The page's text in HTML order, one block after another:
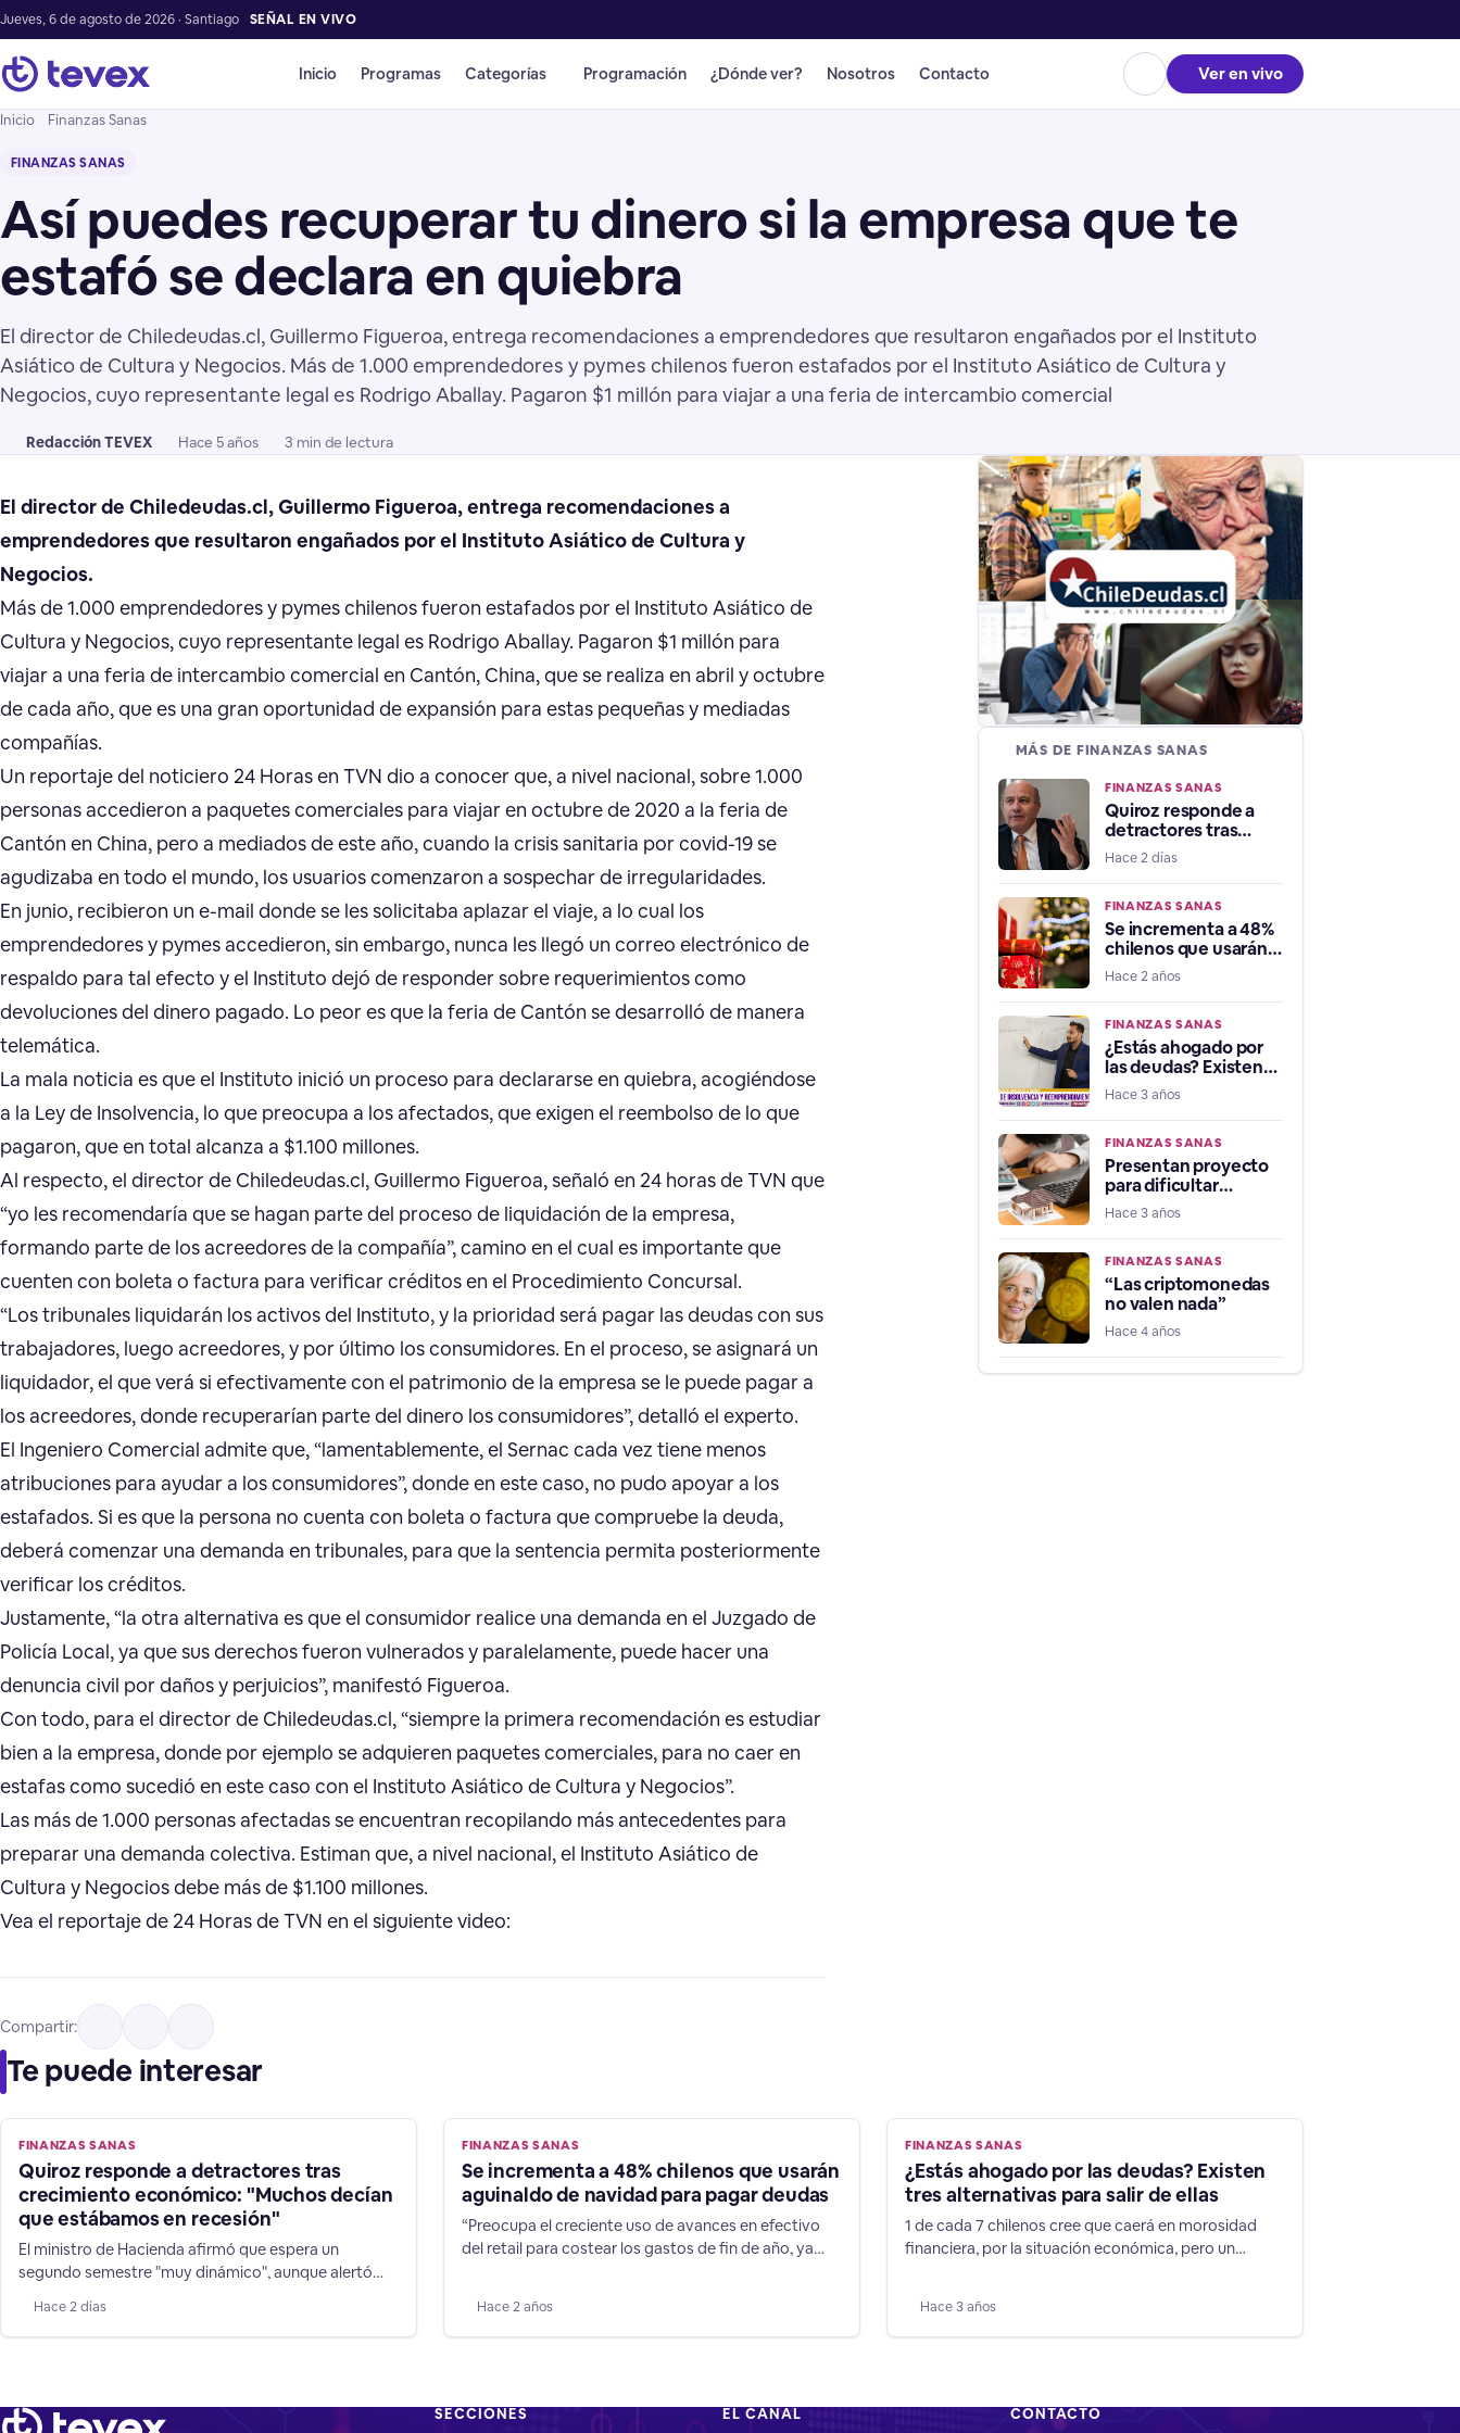
Jueves, 6 de agosto de 2026 · Santiago SEÑAL EN VIVO
Inicio Programas Categorías Programación ¿Dónde ver? Nosotros Contacto Ver en vivo
Inicio Finanzas Sanas
FINANZAS SANAS
Así puedes recuperar tu dinero si la empresa que te
estafó se declara en quiebra
El director de Chiledeudas.cl, Guillermo Figueroa, entrega recomendaciones a emprendedores que resultaron engañados por el Instituto
Asiático de Cultura y Negocios. Más de 1.000 emprendedores y pymes chilenos fueron estafados por el Instituto Asiático de Cultura y
Negocios, cuyo representante legal es Rodrigo Aballay. Pagaron $1 millón para viajar a una feria de intercambio comercial
Redacción TEVEX Hace 5 años 3 min de lectura
El director de Chiledeudas.cl, Guillermo Figueroa, entrega recomendaciones a
emprendedores que resultaron engañados por el Instituto Asiático de Cultura y
Negocios.
Más de 1.000 emprendedores y pymes chilenos fueron estafados por el Instituto Asiático de
Cultura y Negocios, cuyo representante legal es Rodrigo Aballay. Pagaron $1 millón para
viajar a una feria de intercambio comercial en Cantón, China, que se realiza en abril y octubre
de cada año, que es una gran oportunidad de expansión para estas pequeñas y mediadas
compañías.
Un reportaje del noticiero 24 Horas en TVN dio a conocer que, a nivel nacional, sobre 1.000
personas accedieron a paquetes comerciales para viajar en octubre de 2020 a la feria de
Cantón en China, pero a mediados de este año, cuando la crisis sanitaria por covid-19 se
agudizaba en todo el mundo, los usuarios comenzaron a sospechar de irregularidades.
En junio, recibieron un e-mail donde se les solicitaba aplazar el viaje, a lo cual los
emprendedores y pymes accedieron, sin embargo, nunca les llegó un correo electrónico de
respaldo para tal efecto y el Instituto dejó de responder sobre requerimientos como
devoluciones del dinero pagado. Lo peor es que la feria de Cantón se desarrolló de manera
telemática.
La mala noticia es que el Instituto inició un proceso para declararse en quiebra, acogiéndose
a la Ley de Insolvencia, lo que preocupa a los afectados, que exigen el reembolso de lo que
pagaron, que en total alcanza a $1.100 millones.
Al respecto, el director de Chiledeudas.cl, Guillermo Figueroa, señaló en 24 horas de TVN que
“yo les recomendaría que se hagan parte del proceso de liquidación de la empresa,
formando parte de los acreedores de la compañía”, camino en el cual es importante que
cuenten con boleta o factura para verificar créditos en el Procedimiento Concursal.
“Los tribunales liquidarán los activos del Instituto, y la prioridad será pagar las deudas con sus
trabajadores, luego acreedores, y por último los consumidores. En el proceso, se asignará un
liquidador, el que verá si efectivamente con el patrimonio de la empresa se le puede pagar a
los acreedores, donde recuperarían parte del dinero los consumidores”, detalló el experto.
El Ingeniero Comercial admite que, “lamentablemente, el Sernac cada vez tiene menos
atribuciones para ayudar a los consumidores”, donde en este caso, no pudo apoyar a los
estafados. Si es que la persona no cuenta con boleta o factura que compruebe la deuda,
deberá comenzar una demanda en tribunales, para que la sentencia permita posteriormente
verificar los créditos.
Justamente, “la otra alternativa es que el consumidor realice una demanda en el Juzgado de
Policía Local, ya que sus derechos fueron vulnerados y paralelamente, puede hacer una
denuncia civil por daños y perjuicios”, manifestó Figueroa.
Con todo, para el director de Chiledeudas.cl, “siempre la primera recomendación es estudiar
bien a la empresa, donde por ejemplo se adquieren paquetes comerciales, para no caer en
estafas como sucedió en este caso con el Instituto Asiático de Cultura y Negocios”.
Las más de 1.000 personas afectadas se encuentran recopilando más antecedentes para
preparar una demanda colectiva. Estiman que, a nivel nacional, el Instituto Asiático de
Cultura y Negocios debe más de $1.100 millones.
Vea el reportaje de 24 Horas de TVN en el siguiente video:
Compartir:
MÁS DE FINANZAS SANAS
FINANZAS SANAS
Quiroz responde a
detractores tras
crecimiento
económico: "Muchos
decían que
estábamos en
recesión"
Hace 2 días
FINANZAS SANAS
Se incrementa a 48%
chilenos que usarán
aguinaldo de navidad
para pagar deudas
Hace 2 años
FINANZAS SANAS
¿Estás ahogado por
las deudas? Existen
tres alternativas para
salir de ellas
Hace 3 años
FINANZAS SANAS
Presentan proyecto
para dificultar
embargo de casas a
quienes tengan
morosidad
Hace 3 años
FINANZAS SANAS
“Las criptomonedas
no valen nada”
Hace 4 años
Te puede interesar
FINANZAS SANAS
Quiroz responde a detractores tras
crecimiento económico: "Muchos decían
que estábamos en recesión"
El ministro de Hacienda afirmó que espera un
segundo semestre "muy dinámico", aunque alertó
dirección de las expectativas de 1,8% para la
expansión de las finanzas chilenas.
Hace 2 días
FINANZAS SANAS
Se incrementa a 48% chilenos que usarán
aguinaldo de navidad para pagar deudas
“Preocupa el creciente uso de avances en efectivo
del retail para costear los gastos de fin de año, ya
navidad y vacaciones suman relevantes gastos, y
durante 2022, 80% de los chilenos afirmaron que
Hace 2 años
FINANZAS SANAS
¿Estás ahogado por las deudas? Existen
tres alternativas para salir de ellas
1 de cada 7 chilenos cree que caerá en morosidad
financiera, por la situación económica, pero un
estudio de Chiledeudas, aplicado a 3.000 personas
en el país, el 72% de los chilenos cree que caerá en
Hace 3 años
SECCIONES EL CANAL CONTACTO